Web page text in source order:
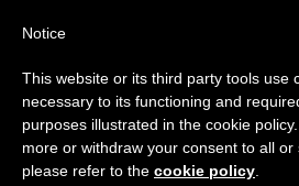
India: nuova
Notice
This website or its third party tools use
necessary to its functioning and
purposes illustrated in the cookie
more or withdraw your consent to all or
please refer to the cookie policy